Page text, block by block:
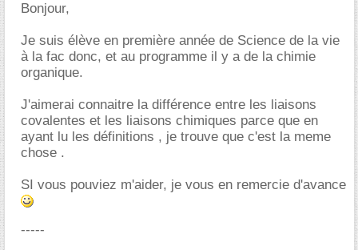
Bonjour,
Je suis élève en première année de Science de la vie
à la fac donc, et au programme il y a de la chimie
organique.
J'aimerai connaitre la différence entre les liaisons
covalentes et les liaisons chimiques parce que en
ayant lu les définitions , je trouve que c'est la meme
chose .
SI vous pouviez m'aider, je vous en remercie d'avance
-----